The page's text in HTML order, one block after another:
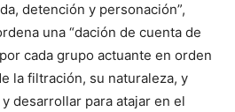
detención y personación”,
una “dación de cuenta de
cada grupo actuante en orden
la filtración, su naturaleza, y
desarrollar para atajar en el